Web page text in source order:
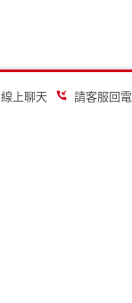
線上聊天 請客服回電